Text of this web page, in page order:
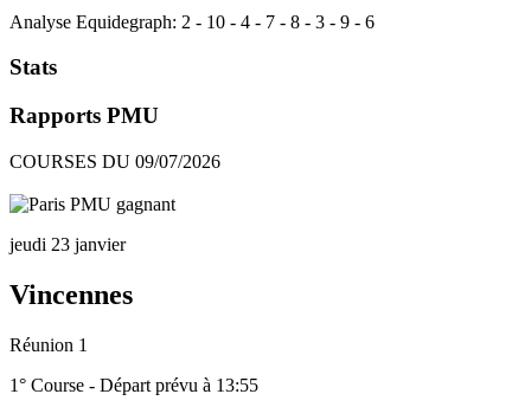
Analyse Equidegraph: 2 - 10 - 4 - 7 - 8 - 3 - 9 - 6
Stats
Rapports PMU
COURSES DU 09/07/2026
jeudi 23 janvier
Vincennes
Réunion 1
1° Course - Départ prévu à 13:55